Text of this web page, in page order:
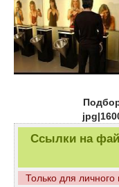
Ссылки на
Только для